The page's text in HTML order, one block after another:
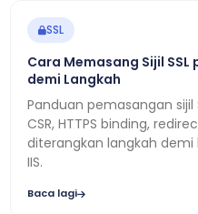
SSL
Cara Memasang Sijil
demi Langkah
Panduan pemasangan sijil
CSR, HTTPS binding,
diterangkan langkah
IIS.
Baca lagi